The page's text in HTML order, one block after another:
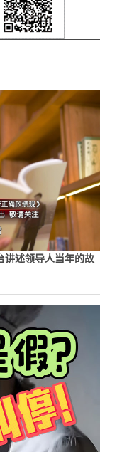
述领导人当年的故